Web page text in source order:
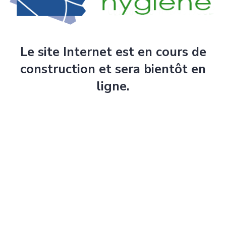
Le site Internet est en cours de
construction et sera bientôt en
ligne.